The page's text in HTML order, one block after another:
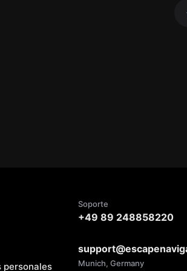
personales
Soporte
+49 89 248858220
Munich, Germany